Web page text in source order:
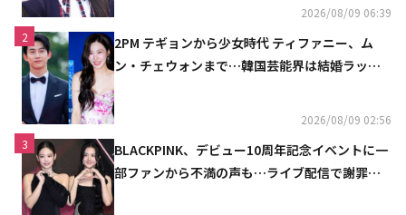
2026/08/09 06:39
2
2PM テギョンから少女時代 ティファニー、ム
ン・チェウォンまで…韓国芸能界は結婚ラッシ
2026/08/09 02:56
3
BLACKPINK、デビュー10周年記念イベントに一
部ファンから不満の声も…ライブ配信で謝罪